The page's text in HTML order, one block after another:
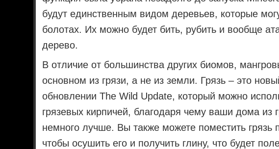
будут единственным видом деревьев, которые
болотах. Их можно будет бить, рубить и вообще
дерево.
В отличие от большинства других биомов,
основном из грязи, а не из земли. Грязь – это
обновлении The Wild Update, который можно
грязевых кирпичей, благодаря чему ваши дома из
немного лучше. Вы также можете поместить грязь
чтобы осушить его и получить глину, что будет